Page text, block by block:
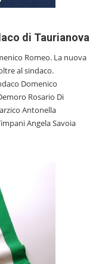
di Taurianova
Romeo. La nuova
al sindaco.
Domenico
Rosario Di
Antonella
Angela Savoia